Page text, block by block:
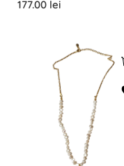
177.00 lei